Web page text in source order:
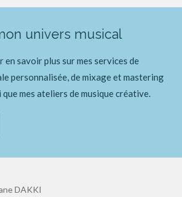
k
univers musical
savoir plus sur mes services de
personnalisée, de mixage et mastering
mes ateliers de musique créative.
DAKKI